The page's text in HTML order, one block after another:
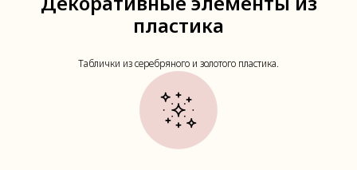
пластика
Таблички из серебряного и золотого пластика.